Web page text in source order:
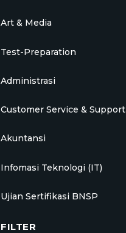
Art & Media
Test-Preparation
Administrasi
Customer Service & Support
Akuntansi
Infomasi Teknologi (IT)
Ujian Sertifikasi BNSP
FILTER